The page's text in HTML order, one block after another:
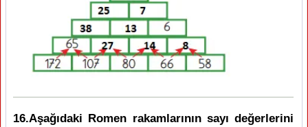
16.Aşağıdaki Romen rakamlarının sayı değerlerini